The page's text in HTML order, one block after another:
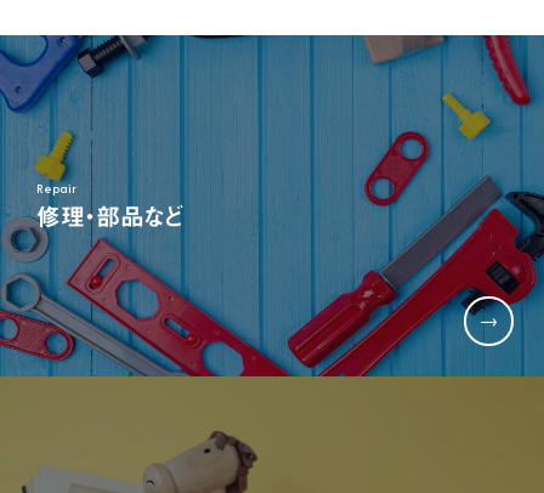
お客様サポート
お問い合わせ
採用情報
新卒採用
営業
商品企画
管理部門(総務、経理など)
生産部門(品質管理、生産管理、技術開発など)
キャリア採用
営業
管理部門(総務、経理など)
生産部門(品質管理、生産管理、技術開発など)
Repair
修理・部品など